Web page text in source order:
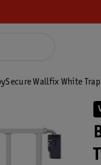
Wallfix White